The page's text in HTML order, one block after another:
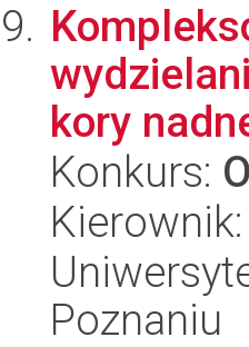
kory
Konkurs:
Poznaniu